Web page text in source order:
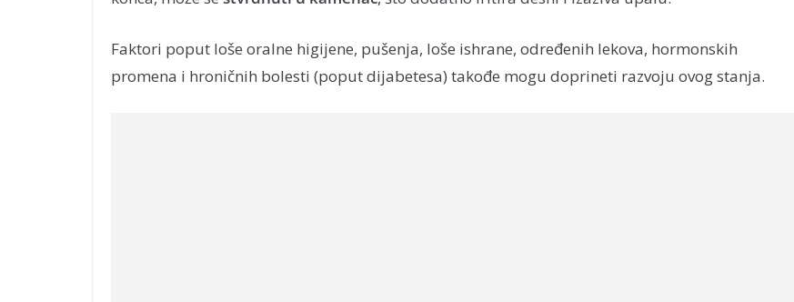
Faktori poput loše oralne higijene, pušenja, loše ishrane, određenih lekova, hormonskih
promena i hroničnih bolesti (poput dijabetesa) takođe mogu doprineti razvoju ovog stanja.